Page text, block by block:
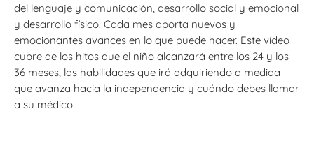
del lenguaje y comunicación, desarrollo social y emocional
y desarrollo físico. Cada mes aporta nuevos y
emocionantes avances en lo que puede hacer. Este vídeo
cubre de los hitos que el niño alcanzará entre los 24 y los
36 meses, las habilidades que irá adquiriendo a medida
que avanza hacia la independencia y cuándo debes llamar
a su médico.